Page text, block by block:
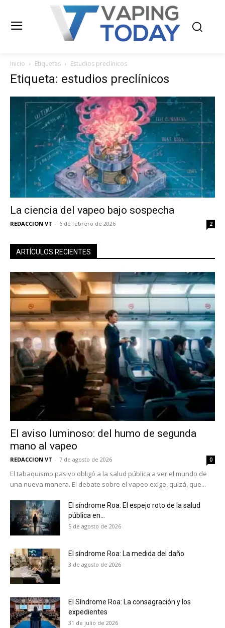
Inicio Etiquetas Estudios preclínicos
Etiqueta: estudios preclínicos
La ciencia del vapeo bajo sospecha
REDACCION VT - 6 de febrero de 2026 2
ARTÍCULOS RECIENTES
El aviso luminoso: del humo de segunda
mano al vapeo
REDACCION VT - 7 de agosto de 2026 0
El tabaquismo pasivo obligó a la salud pública a ver el mundo de
una nueva manera. El debate sobre el vapeo exige, quizá, que...
El síndrome Roa: El espejo roto de la salud
pública en...
5 de agosto de 2026
El síndrome Roa: La medida del daño
3 de agosto de 2026
El Síndrome Roa: La consagración y los
expedientes
31 de julio de 2026